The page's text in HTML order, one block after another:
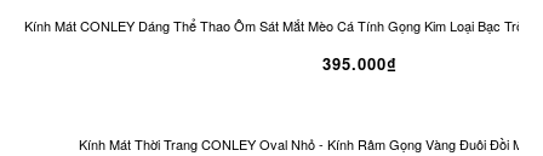
Kính Mát CONLEY Dáng Thể Thao Ôm Sát Mắt Mèo Cá Tính Gọng Kim Loại Bạc
395.000₫
Kính Mát Thời Trang CONLEY Oval Nhỏ - Kính Râm Gọng Vàng Đuôi Đồi Mồi